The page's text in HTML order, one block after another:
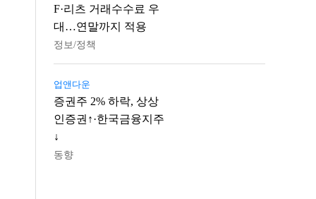
F·리츠 거래수수료 우
대…연말까지 적용
정보/정책
업앤다운
증권주 2% 하락, 상상
인증권↑·한국금융지주
↓
동향